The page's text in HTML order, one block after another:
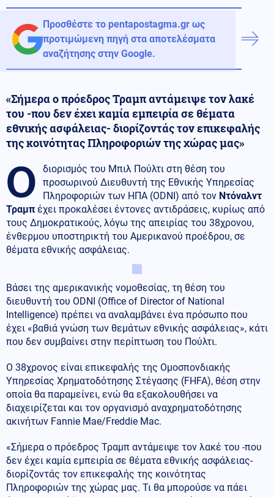
Προσθέστε το pentapostagma.gr ως
προτιμώμενη πηγή στα αποτελέσματα
αναζήτησης στην Google.
«Σήμερα ο πρόεδρος Τραμπ αντάμειψε τον λακέ
του -που δεν έχει καμία εμπειρία σε θέματα
εθνικής ασφάλειας- διορίζοντάς τον επικεφαλής
της κοινότητας Πληροφοριών της χώρας μας»
Ο
διορισμός του Μπιλ Πούλτι στη θέση του
προσωρινού Διευθυντή της Εθνικής Υπηρεσίας
Πληροφοριών των ΗΠΑ (ODNI) από τον Ντόναλντ
Τραμπ έχει προκαλέσει έντονες αντιδράσεις, κυρίως από
τους Δημοκρατικούς, λόγω της απειρίας του 38χρονου,
ένθερμου υποστηρικτή του Αμερικανού προέδρου, σε
θέματα εθνικής ασφάλειας.
Βάσει της αμερικανικής νομοθεσίας, τη θέση του
διευθυντή του ODNI (Office of Director of National
Intelligence) πρέπει να αναλαμβάνει ένα πρόσωπο που
έχει «βαθιά γνώση των θεμάτων εθνικής ασφάλειας», κάτι
που δεν συμβαίνει στην περίπτωση του Πούλτι.
Ο 38χρονος είναι επικεφαλής της Ομοσπονδιακής
Υπηρεσίας Χρηματοδότησης Στέγασης (FHFA), θέση στην
οποία θα παραμείνει, ενώ θα εξακολουθήσει να
διαχειρίζεται και τον οργανισμό αναχρηματοδότησης
ακινήτων Fannie Mae/Freddie Mac.
«Σήμερα ο πρόεδρος Τραμπ αντάμειψε τον λακέ του -που
δεν έχει καμία εμπειρία σε θέματα εθνικής ασφάλειας-
διορίζοντάς τον επικεφαλής της κοινότητας
Πληροφοριών της χώρας μας. Τι θα μπορούσε να πάει